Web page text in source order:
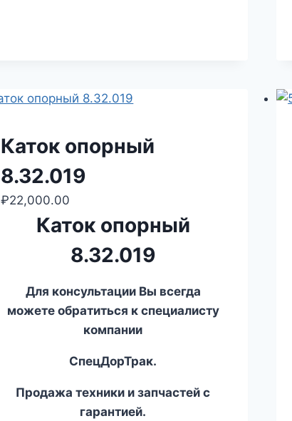
Каток опорный
8.32.019
₽22,000.00
Каток опорный
8.32.019
Для консультации Вы всегда
можете обратиться к специалисту
компании
СпецДорТрак.
Продажа техники и запчастей с
гарантией.